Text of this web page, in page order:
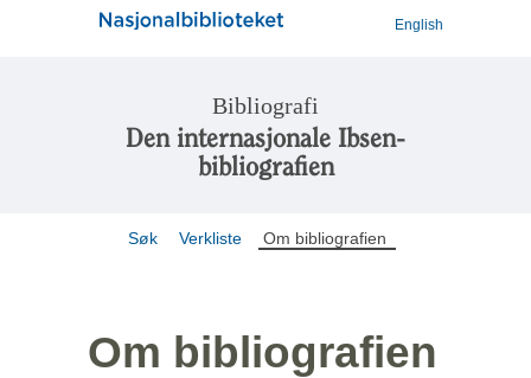
English
Bibliografi
Den internasjonale Ibsen-
bibliografien
Søk Verkliste Om bibliografien
Om bibliografien